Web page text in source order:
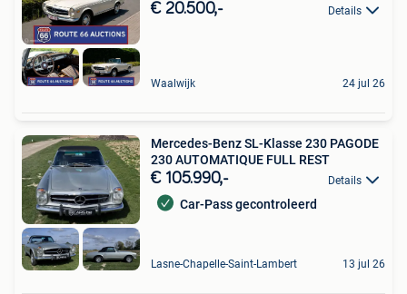
€ 20.500,- Details
Waalwijk 24 jul 26
Mercedes-Benz SL-Klasse 230 PAGODE
230 AUTOMATIQUE FULL REST
€ 105.990,- Details
Car-Pass gecontroleerd
Lasne-Chapelle-Saint-Lambert 13 jul 26